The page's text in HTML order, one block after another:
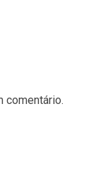
comentário.